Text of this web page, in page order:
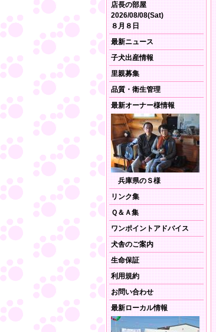
店長の部屋
2026/08/08(Sat)
８月８日
最新ニュース
子犬出産情報
里親募集
品質・衛生管理
最新オーナー様情報
兵庫県のＳ様
リンク集
Ｑ＆Ａ集
ワンポイントアドバイス
犬舎のご案内
生命保証
利用規約
お問い合わせ
最新ローカル情報